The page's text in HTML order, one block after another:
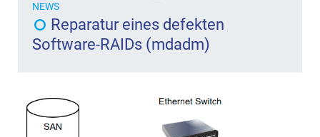
NEWS
Reparatur eines defekten
Software-RAIDs (mdadm)